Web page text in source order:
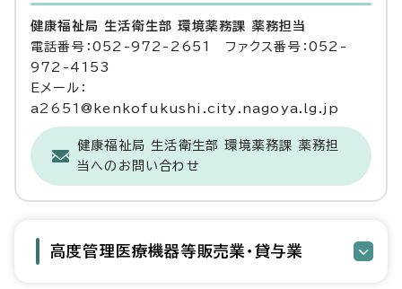
健康福祉局 生活衛生部 環境薬務課 薬務担当
電話番号：052-972-2651 ファクス番号：052-
972-4153
Eメール：
a2651@kenkofukushi.city.nagoya.lg.jp
健康福祉局 生活衛生部 環境薬務課 薬務担
当へのお問い合わせ
高度管理医療機器等販売業・貸与業